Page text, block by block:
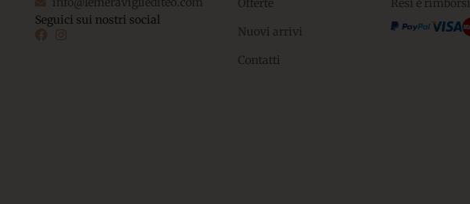
Seguici sui nostri social
Nuovi arrivi
Contatti